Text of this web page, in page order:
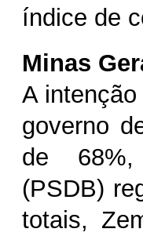
índice de
Minas
A
governo
de 68%,
(PSDB)
totais,